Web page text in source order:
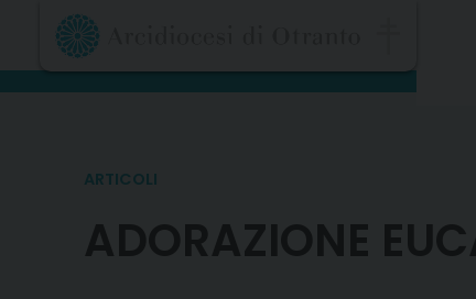
content
ARTICOLI
ADORAZIONE